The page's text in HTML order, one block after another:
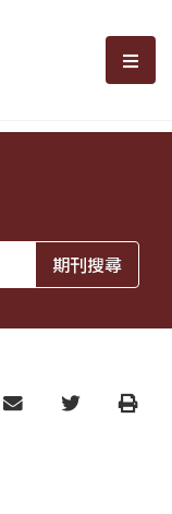
選
email TwitterPrint